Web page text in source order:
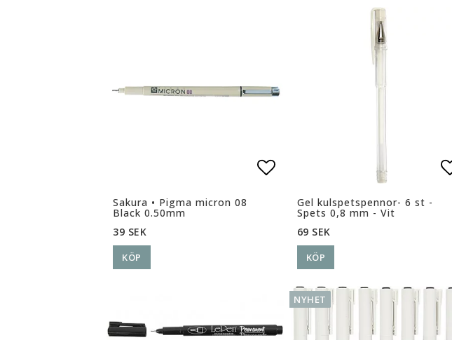
Lägg till i favoritlistan
Sakura • Pigma micron 08
Black 0.50mm
39 SEK
KÖP
Gel kulspetspennor- 6 st -
Spets 0,8 mm - Vit
69 SEK
KÖP
NYHET